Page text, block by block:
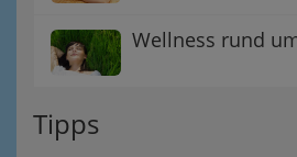
Wellness rund
Tipps